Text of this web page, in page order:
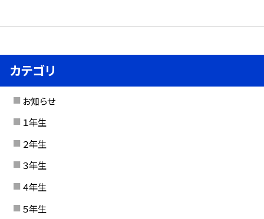
カテゴリ
お知らせ
１年生
２年生
３年生
４年生
５年生